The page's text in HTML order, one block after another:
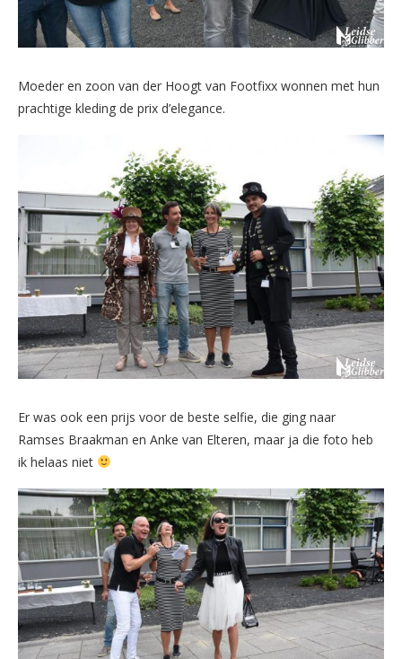
Moeder en zoon van der Hoogt van Footfixx wonnen met hun
prachtige kleding de prix d’elegance.
Er was ook een prijs voor de beste selfie, die ging naar
Ramses Braakman en Anke van Elteren, maar ja die foto heb
ik helaas niet